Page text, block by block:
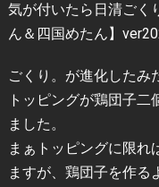
気が付いたら日清ごく
ん＆四国めたん】
ごくり。が進化したみ
トッピングが鶏団子二
ました。
まぁトッピングに限れ
ますが、鶏団子を作る